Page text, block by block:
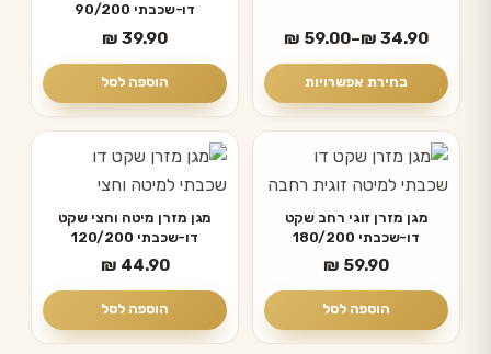
₪ 34.90
–
₪ 59.00
טווח
מחירים:
עד
⁦₪ 59.00⁩
בחירת אפשרויות
סוגים.
ניתן
לבחור
את
האפשרויות
בעמוד
המוצר
דו-שכבתי 90/200
₪ 39.90
הוספה לסל
מגן מזרן זוגי רחב שקט
דו-שכבתי 180/200
₪ 59.90
הוספה לסל
מגן מזרן מיטה וחצי שקט
דו-שכבתי 120/200
₪ 44.90
הוספה לסל